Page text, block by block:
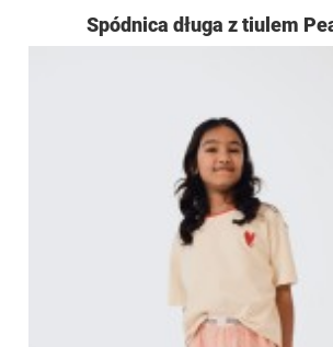
Spódnica długa z tiulem